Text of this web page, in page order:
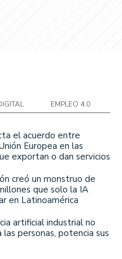
EMPLEO 4.0
el acuerdo entre
Europea en las
exportan o dan servicios
creó un monstruo de
que solo la IA
en Latinoamérica
artificial industrial no
las personas, potencia sus